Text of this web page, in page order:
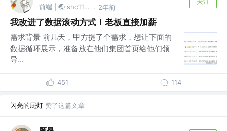
前端 | 🌏 shc1139874527 · 2年前
我改进了数据滚动方式！老板直接加薪
需求背景 前几天，甲方提了个需求，想让下面的
数据循环展示，准备放在他们集团首页给他们领
导...
451 114
闪亮的屁灯 赞了这篇文章